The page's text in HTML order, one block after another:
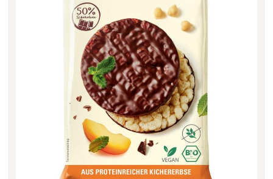
Kremsmünster
Detail
KATEGORIE